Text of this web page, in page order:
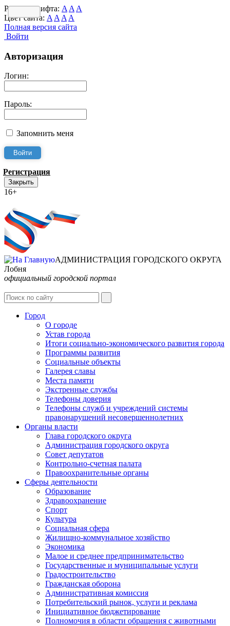
Размер шрифта: A A A
Цвет сайта: A A A A
Полная версия сайта
Войти
Авторизация
Логин:
Пароль:
Запомнить меня
Регистрация
Закрыть
16+
АДМИНИСТРАЦИЯ ГОРОДСКОГО ОКРУГА
Лобня
официальный городской портал
Город
О городе
Устав города
Итоги социально-экономического развития города
Программы развития
Социальные объекты
Галерея славы
Места памяти
Экстренные службы
Телефоны доверия
Телефоны служб и учреждений системы
правонарушений несовершеннолетних
Органы власти
Глава городского округа
Администрация городcкого округа
Совет депутатов
Контрольно-счетная палата
Правоохранительные органы
Сферы деятельности
Образование
Здравоохранение
Спорт
Культура
Социальная сфера
Жилищно-коммунальное хозяйство
Экономика
Малое и среднее предпринимательство
Государственные и муниципальные услуги
Градостроительство
Гражданская оборона
Административная комиссия
Потребительский рынок, услуги и реклама
Инициативное бюджетирование
Полномочия в области обращения с животными